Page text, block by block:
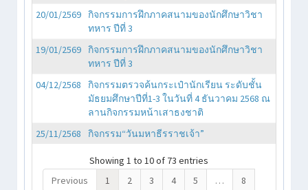
20/01/2569 กิจกรรมการฝึกภาคสนามของนักศึกษาวิชา
ทหาร ปีที่ 3
19/01/2569 กิจกรรมการฝึกภาคสนามของนักศึกษาวิชา
ทหาร ปีที่ 3
04/12/2568
กิจกรรมตรวจค้นกระเป๋านักเรียน ระดับชั้น
มัธยมศึกษาปีที่1-3 ในวันที่ 4 ธันวาคม 2568 ณ
ลานกิจกรรมหน้าเสาธงชาติ
25/11/2568
กิจกรรม“วันมหาธีรราชเจ้า”
Showing 1 to 10 of 73 entries
Previous
1 2 3 4 5 …
8